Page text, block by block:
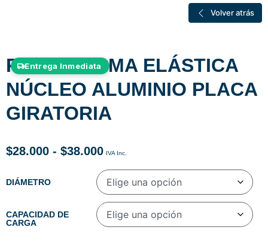
Volver atrás
Entrega Inmediata
RUEDA GOMA ELÁSTICA
NÚCLEO ALUMINIO PLACA
GIRATORIA
$28.000 - $38.000
DIÁMETRO
CAPACIDAD DE
CARGA